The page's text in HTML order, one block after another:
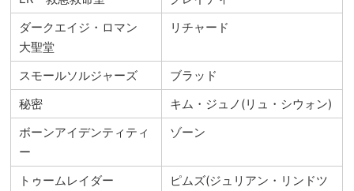
ダークエイジ・ロマン
大聖堂
リチャード
スモールソルジャーズ
ブラッド
秘密
キム・ジュノ(リュ・シウォン)
ボーンアイデンティティ
ー
ゾーン
トゥームレイダー
ピムズ(ジュリアン・リンドツ